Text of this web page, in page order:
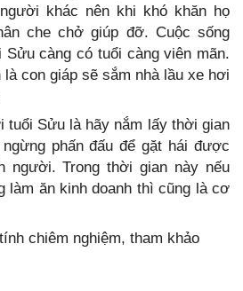
khác nên khi khó khăn họ
che chở giúp đỡ. Cuộc sống
càng có tuổi càng viên mãn.
con giáp sẽ sắm nhà lầu xe hơi
tuổi Sửu là hãy nắm lấy thời gian
phấn đấu để gặt hái được
người. Trong thời gian này nếu
làm ăn kinh doanh thì cũng là cơ
chiêm nghiệm, tham khảo